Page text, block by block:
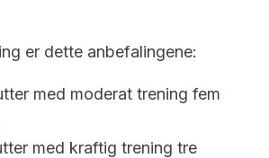
er dette anbefalingene:
med moderat trening fem
med kraftig trening tre